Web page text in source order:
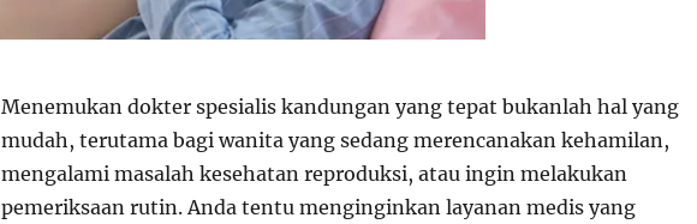
Menemukan dokter spesialis kandungan yang tepat bukanlah hal yang
mudah, terutama bagi wanita yang sedang merencanakan kehamilan,
mengalami masalah kesehatan reproduksi, atau ingin melakukan
pemeriksaan rutin. Anda tentu menginginkan layanan medis yang